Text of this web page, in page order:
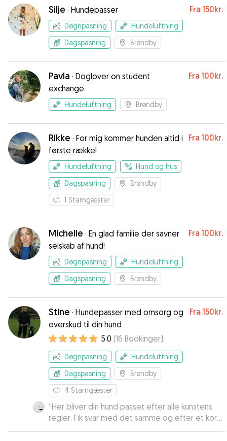
Silje · Hundepasser Fra 150kr.
Døgnpasning
Hundeluftning
Dagspasning
Brøndby
Pavla · Doglover on student
exchange
Fra 100kr.
Hundeluftning Brøndby
Rikke · For mig kommer hunden altid i
første række!
Fra 100kr.
Hundeluftning
Hund og hus
Dagspasning
Brøndby
1 Stamgæster
Michelle · En glad familie der savner
selskab af hund!
Fra 100kr.
Døgnpasning
Hundeluftning
Dagspasning
Brøndby
Stine · Hundepasser med omsorg og
overskud til din hund
Fra 150kr.
5.0 (16 Bookinger)
Døgnpasning
Hundeluftning
Dagspasning
Brøndby
4 Stamgæster
“Her bliver din hund passet efter alle kunstens
regler. Fik svar med det samme og efter et kort
besøg hos dem var både Stine og jeg sikker på,